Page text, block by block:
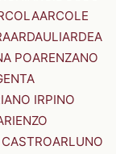
ARCOLE
ARDAULIARDEA
POARENZANO
IRPINO
ARLUNO